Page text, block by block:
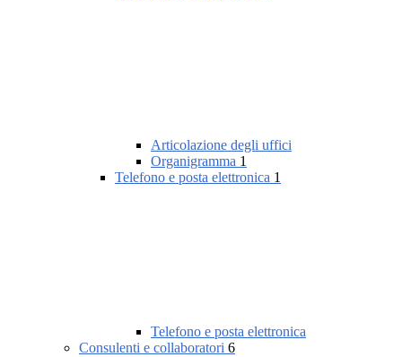
Articolazione degli uffici
Organigramma 1
Telefono e posta elettronica 1
Telefono e posta elettronica
Consulenti e collaboratori 6